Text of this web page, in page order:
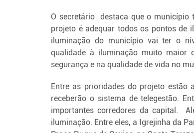
O secretário destaca que o município
projeto é adequar todos os pontos de
iluminação do município vai ter o
qualidade à iluminação muito maior
segurança e na qualidade de vida no
Entre as prioridades do projeto estão
receberão o sistema de telegestão.
importantes corredores da capital.
iluminação. Entre eles, a Igrejinha da